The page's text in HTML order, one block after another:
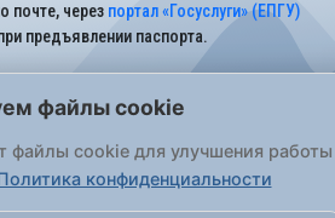
почте, через портал «Госуслуги» (ЕПГУ)
предъявлении паспорта.
обработки персональных данных
файлы cookie
файлы cookie для улучшения работы
конфиденциальности